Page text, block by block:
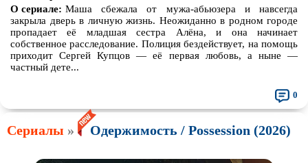
О сериале: Маша сбежала от мужа-абьюзера и навсегда
закрыла дверь в личную жизнь. Неожиданно в родном городе
пропадает её младшая сестра Алёна, и она начинает
собственное расследование. Полиция бездействует, на помощь
приходит Сергей Купцов — её первая любовь, а ныне —
частный дете...
0
Сериалы » Одержимость / Possession (2026)